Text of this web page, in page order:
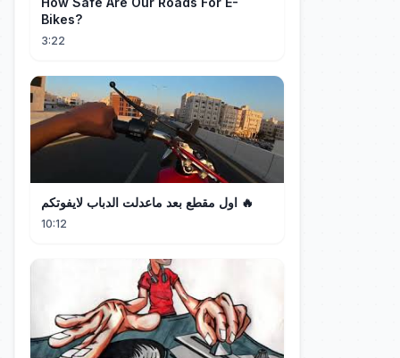
Bikes?
3:22
اول مقطع بعد ماعدلت الدباب لايفوتكم 🔥
10:12